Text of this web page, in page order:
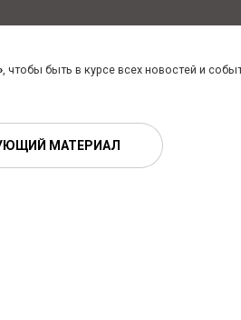
, чтобы быть в курсе всех новостей и
МАТЕРИАЛ